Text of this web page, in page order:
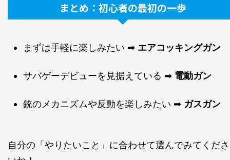
まとめ：初心者の最初の一歩
まずは手軽に楽しみたい ➡ エアコッキングガン
サバゲーデビューを見据えている ➡ 電動ガン
銃のメカニズムや反動を楽しみたい ➡ ガスガン
自分の「やりたいこと」に合わせて選んでみてくださ